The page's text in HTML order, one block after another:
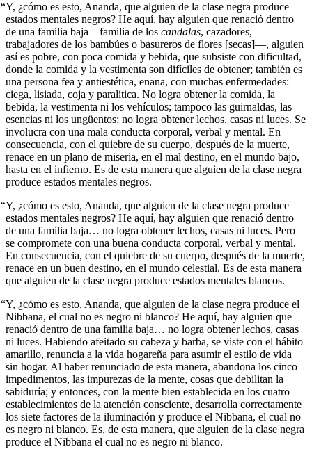
“Y, ¿cómo es esto, Ananda, que alguien de la clase negra produce
estados mentales negros? He aquí, hay alguien que renació dentro
de una familia baja—familia de los candalas, cazadores,
trabajadores de los bambúes o basureros de flores [secas]―, alguien
así es pobre, con poca comida y bebida, que subsiste con dificultad,
donde la comida y la vestimenta son difíciles de obtener; también es
una persona fea y antiestética, enana, con muchas enfermedades:
ciega, lisiada, coja y paralítica. No logra obtener la comida, la
bebida, la vestimenta ni los vehículos; tampoco las guirnaldas, las
esencias ni los ungüentos; no logra obtener lechos, casas ni luces. Se
involucra con una mala conducta corporal, verbal y mental. En
consecuencia, con el quiebre de su cuerpo, después de la muerte,
renace en un plano de miseria, en el mal destino, en el mundo bajo,
hasta en el infierno. Es de esta manera que alguien de la clase negra
produce estados mentales negros.
“Y, ¿cómo es esto, Ananda, que alguien de la clase negra produce
estados mentales negros? He aquí, hay alguien que renació dentro
de una familia baja… no logra obtener lechos, casas ni luces. Pero
se compromete con una buena conducta corporal, verbal y mental.
En consecuencia, con el quiebre de su cuerpo, después de la muerte,
renace en un buen destino, en el mundo celestial. Es de esta manera
que alguien de la clase negra produce estados mentales blancos.
“Y, ¿cómo es esto, Ananda, que alguien de la clase negra produce el
Nibbana, el cual no es negro ni blanco? He aquí, hay alguien que
renació dentro de una familia baja… no logra obtener lechos, casas
ni luces. Habiendo afeitado su cabeza y barba, se viste con el hábito
amarillo, renuncia a la vida hogareña para asumir el estilo de vida
sin hogar. Al haber renunciado de esta manera, abandona los cinco
impedimentos, las impurezas de la mente, cosas que debilitan la
sabiduría; y entonces, con la mente bien establecida en los cuatro
establecimientos de la atención consciente, desarrolla correctamente
los siete factores de la iluminación y produce el Nibbana, el cual no
es negro ni blanco. Es, de esta manera, que alguien de la clase negra
produce el Nibbana el cual no es negro ni blanco.